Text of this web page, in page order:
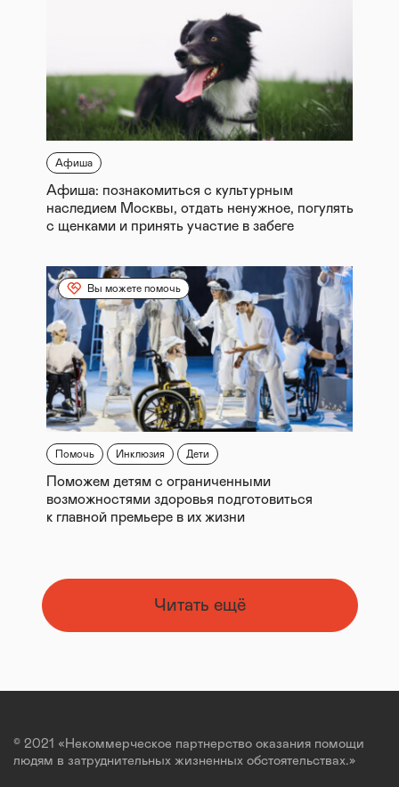
Афиша
Афиша: познакомиться с культурным
наследием Москвы, отдать ненужное, погулять
с щенками и принять участие в забеге
Вы можете помочь
Помочь Инклюзия Дети
Поможем детям с ограниченными
возможностями здоровья подготовиться
к главной премьере в их жизни
Читать ещё
© 2021 «Некоммерческое партнерство оказания помощи
людям в затруднительных жизненных обстоятельствах.»